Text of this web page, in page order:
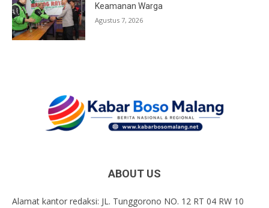
Keamanan Warga
Agustus 7, 2026
ABOUT US
Alamat kantor redaksi: JL. Tunggorono NO. 12 RT 04 RW 10